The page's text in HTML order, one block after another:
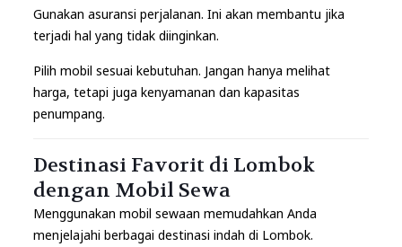
Gunakan asuransi perjalanan. Ini akan membantu jika
terjadi hal yang tidak diinginkan.
Pilih mobil sesuai kebutuhan. Jangan hanya melihat
harga, tetapi juga kenyamanan dan kapasitas
penumpang.
Destinasi Favorit di Lombok
dengan Mobil Sewa
Menggunakan mobil sewaan memudahkan Anda
menjelajahi berbagai destinasi indah di Lombok.